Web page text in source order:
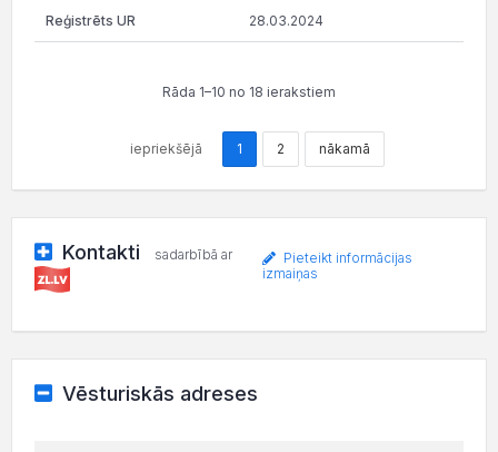
28.03.2024
Rāda 1–10 no 18 ierakstiem
iepriekšējā 1 2 nākamā
Kontakti sadarbībā ar
Pieteikt informācijas
izmaiņas
Vēsturiskās adreses